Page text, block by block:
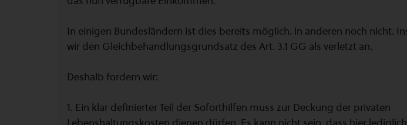
In einigen Bundesländern ist dies bereits möglich. in anderen noch nicht.
wir den Gleichbehandlungsgrundsatz des Art. 3.1 GG als verletzt an.
Deshalb fordern wir:
1. Ein klar definierter Teil der Soforthilfen muss zur Deckung der privaten